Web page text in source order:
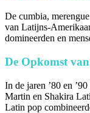
De cumbia,
van Latijns-
domineerden en
De Opkomst
In de jaren ’80 en
Martin en Shakira
Latin pop